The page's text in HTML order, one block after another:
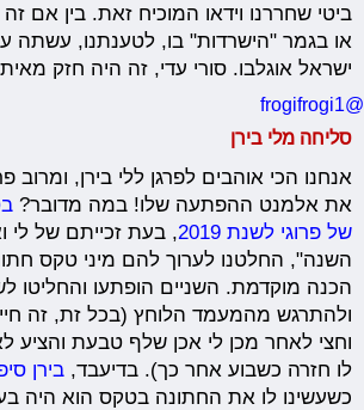
ביטי שחררנו וידאו המוכיח זאת. בין אם
או בגמר "הישרדות" בו, לטענתנו, עשתה
ישראל אוגלבו. סורי עדי, זה היה חזק
@frogifrogi1
סליחה מלי בירן
אנחנו הכי אוהבים לפרגן ללי בירן, ומרוב
את אלמנט ההפתעה שלו! במה מדובר?
של פרוגי לשנת 2019
, בעת זכייתם של לי
השנה", החלטנו לערוך להם מיני טקס
הכנה מוקדמת. השניים הופתעו והחליטו
ולהתרגש מהמעמד הלוחץ (בכל זת, זה
וחצי לאחר מכן לי אכן שלף טבעת והציע
לו חזרה כשבוע אחר כך). בדיעבד,בירן
כשעשינו לו את החתונה בטקס הוא היה